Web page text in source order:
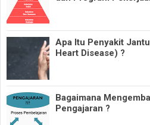
Apa Itu Penyakit
Heart Disease) ?
Bagaimana
Pengajaran ?